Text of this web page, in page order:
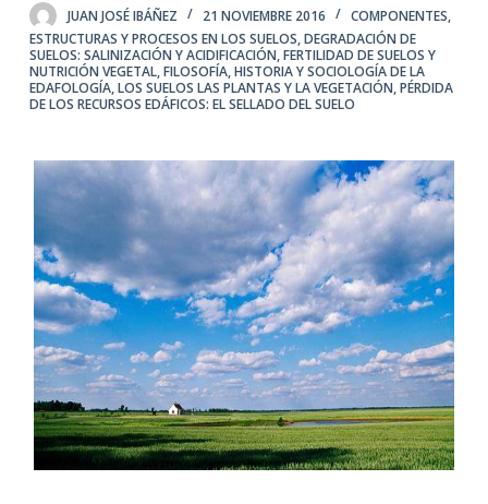
d
o
JUAN JOSÉ IBÁÑEZ 21 NOVIEMBRE 2016
COMPONENTES,
ESTRUCTURAS Y PROCESOS EN LOS SUELOS,DEGRADACIÓN DE
SUELOS: SALINIZACIÓN Y ACIDIFICACIÓN,FERTILIDAD DE SUELOS Y
NUTRICIÓN VEGETAL,FILOSOFÍA, HISTORIA Y SOCIOLOGÍA DE LA
EDAFOLOGÍA,LOS SUELOS LAS PLANTAS Y LA VEGETACIÓN,PÉRDIDA
DE LOS RECURSOS EDÁFICOS: EL SELLADO DEL SUELO